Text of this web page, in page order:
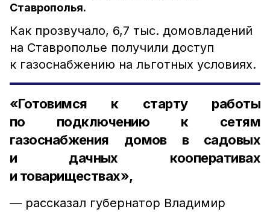
Ставрополья.
Как прозвучало, 6,7 тыс. домовладений
на Ставрополье получили доступ
к газоснабжению на льготных условиях.
«Готовимся к старту работы
по подключению к сетям
газоснабжения домов в садовых
и дачных кооперативах
и товариществах»,
— рассказал губернатор Владимир